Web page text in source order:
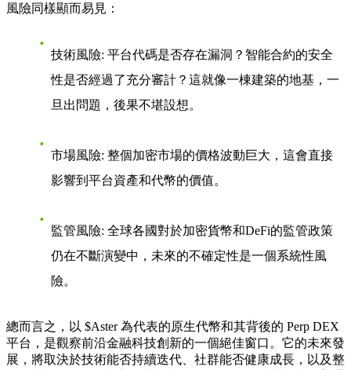
風險同樣顯而易見：
技術風險: 平台代碼是否存在漏洞？智能合約的安全
性是否經過了充分審計？這就像一棟建築的地基，一
旦出問題，後果不堪設想。
市場風險: 整個加密市場的價格波動巨大，這會直接
影響到平台資產和代幣的價值。
監管風險: 全球各國對於加密貨幣和DeFi的監管政策
仍在不斷演變中，未來的不確定性是一個系統性風
險。
總而言之，以 $Aster 為代表的原生代幣和其背後的 Perp DEX
平台，是觀察前沿金融科技創新的一個絕佳窗口。它的未來發
展，將取決於技術能否持續迭代、社群能否健康成長，以及整